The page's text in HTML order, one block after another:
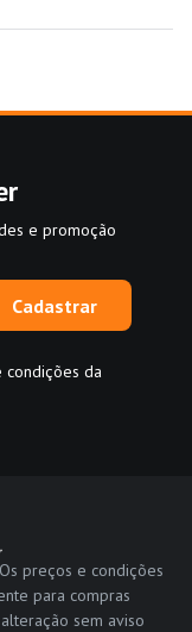
e promoção
Cadastrar
condições da
preços e condições
para compras
sem aviso